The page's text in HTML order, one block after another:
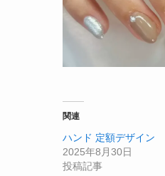
関連
ハンド 定額デザイン
2025年8月30日
投稿記事